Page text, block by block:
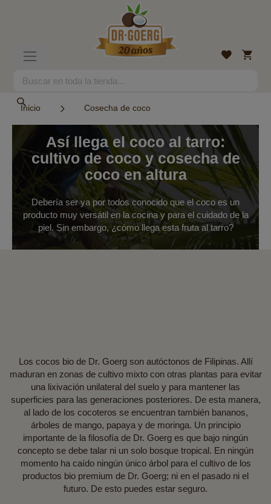
Search
Lista
Mi
cesta
Inicio Cosecha de coco
Así llega el coco al tarro:
cultivo de coco y cosecha de
coco en altura
Debería ser ya por todos conocido que el coco es un
producto muy versátil en la cocina y para el cuidado de la
piel. Sin embargo, ¿cómo llega esta fruta al tarro?
Los cocos bio de Dr. Goerg son autóctonos de Filipinas. Allí
maduran en zonas de cultivo mixto con otras plantas para evitar
una lixivación unilateral del suelo y para mantener las
superficies para las generaciones posteriores. De esta manera,
al lado de los cocoteros se encuentran también bananos,
árboles de mango, papaya y de moringa. Un principio
importante de la filosofía de Dr. Goerg es que bajo ningún
concepto se debe talar ni un solo bosque tropical. En ningún
momento ha caído ningún único árbol para el cultivo de los
productos bio premium de Dr. Goerg; ni en el pasado ni el
futuro. De esto puedes estar seguro.